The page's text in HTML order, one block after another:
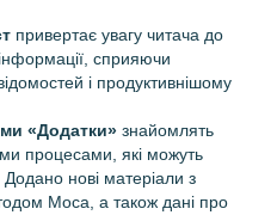
привертає увагу читача до
інформації, сприяючи
і продуктивнішому
«Додатки» знайомлять
процесами, які можуть
Додано нові матеріали з
Моса, а також дані про